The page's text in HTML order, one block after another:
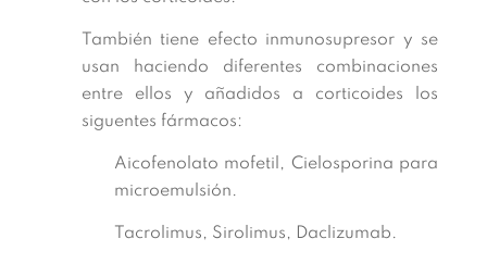
También tiene efecto inmunosupresor y se
usan haciendo diferentes combinaciones
entre ellos y añadidos a corticoides los
siguentes fármacos:
Aicofenolato mofetil, Cielosporina para
microemulsión.
Tacrolimus, Sirolimus, Daclizumab.